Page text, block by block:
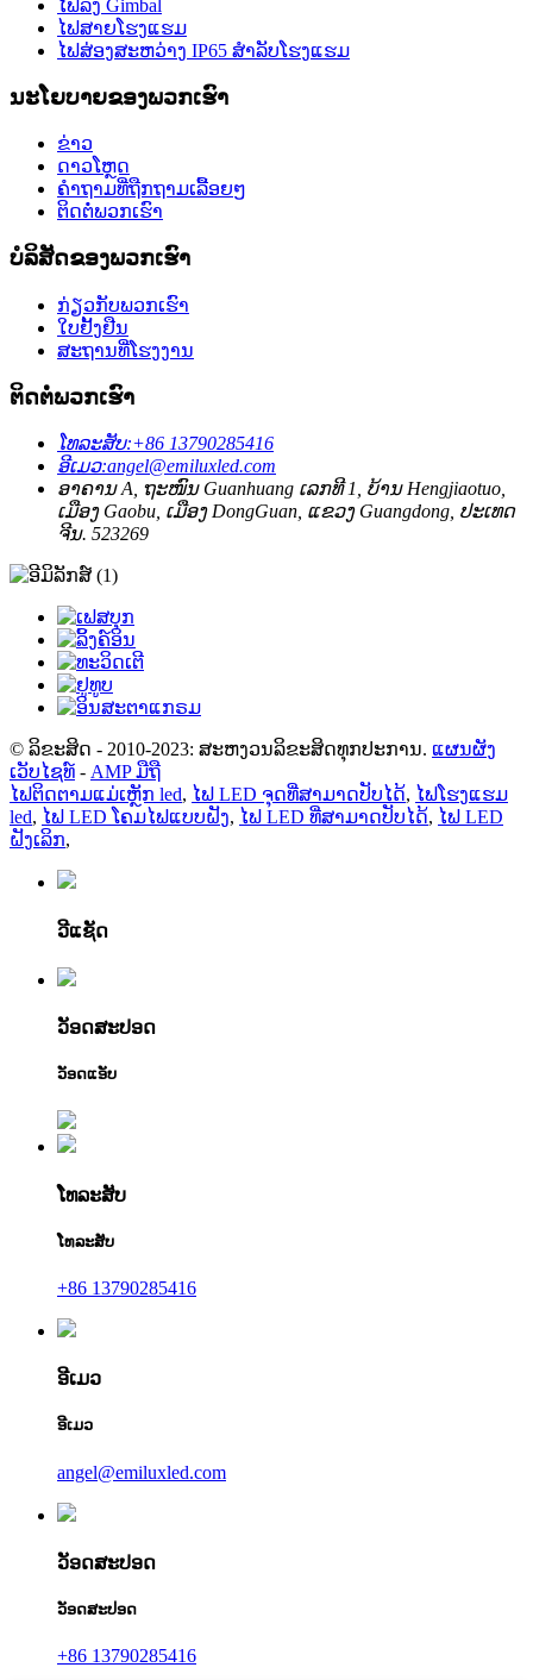
ໄຟລົງ Gimbal
ໄຟສາຍໂຮງແຮມ
ໄຟສ່ອງສະຫວ່າງ IP65 ສຳລັບໂຮງແຮມ
ນະໂຍບາຍຂອງພວກເຮົາ
ຂ່າວ
ດາວໂຫຼດ
ຄຳຖາມທີ່ຖືກຖາມເລື້ອຍໆ
ຕິດຕໍ່ພວກເຮົາ
ບໍລິສັດຂອງພວກເຮົາ
ກ່ຽວກັບພວກເຮົາ
ໃບຢັ້ງຢືນ
ສະຖານທີ່ໂຮງງານ
ຕິດຕໍ່ພວກເຮົາ
ໂທລະສັບ:+86 13790285416
ອີເມວ:angel@emiluxled.com
ອາຄານ A, ຖະໜົນ Guanhuang ເລກທີ 1, ບ້ານ Hengjiaotuo,
ເມືອງ Gaobu, ເມືອງ DongGuan, ແຂວງ Guangdong, ປະເທດ
ຈີນ. 523269
© ລິຂະສິດ - 2010-2023: ສະຫງວນລິຂະສິດທຸກປະການ. ແຜນຜັງ
ເວັບໄຊທ໌ - AMP ມືຖື
ໄຟຕິດຕາມແມ່ເຫຼັກ led, ໄຟ LED ຈຸດທີ່ສາມາດປັບໄດ້, ໄຟໂຮງແຮມ
led, ໄຟ LED ໂຄມໄຟແບບຝັງ, ໄຟ LED ທີ່ສາມາດປັບໄດ້, ໄຟ LED
ຝັງເລິກ,
ວີແຊັດ
ວັອດສະປອດ
ວັອດແອັບ
ໂທລະສັບ
ໂທລະສັບ
+86 13790285416
ອີເມວ
ອີເມວ
angel@emiluxled.com
ວັອດສະປອດ
ວັອດສະປອດ
+86 13790285416